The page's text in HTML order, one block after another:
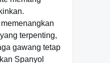
terpenting,
gawang tetap
Spanyol